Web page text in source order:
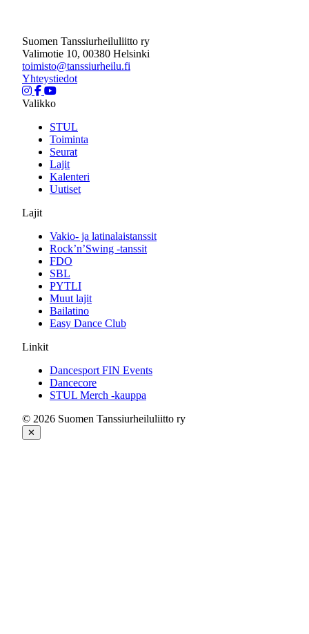
Suomen Tanssiurheiluliitto ry
Valimotie 10, 00380 Helsinki
toimisto@tanssiurheilu.fi
Yhteystiedot
Valikko
STUL
Toiminta
Seurat
Lajit
Kalenteri
Uutiset
Lajit
Vakio- ja latinalaistanssit
Rock’n’Swing -tanssit
FDO
SBL
PYTLI
Muut lajit
Bailatino
Easy Dance Club
Linkit
Dancesport FIN Events
Dancecore
STUL Merch -kauppa
© 2026 Suomen Tanssiurheiluliitto ry
✕